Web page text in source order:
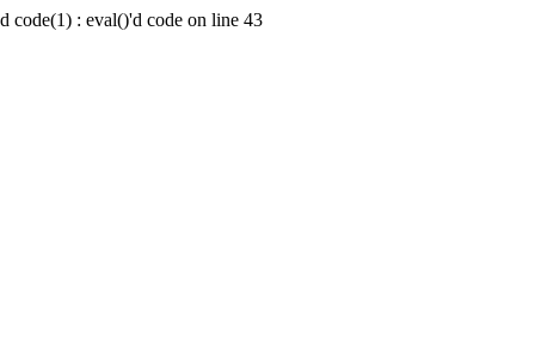
code(1) : eval()'d code on line 43